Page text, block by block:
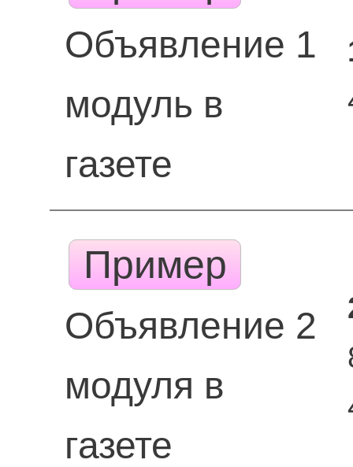
Объявление 1
модуль в
газете
Пример
Объявление 2
модуля в
газете